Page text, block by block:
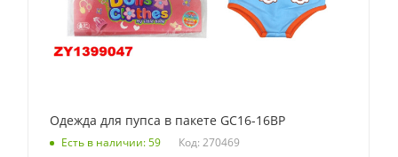
Одежда для пупса в пакете GC16-16BP
Есть в наличии: 59 Код: 270469